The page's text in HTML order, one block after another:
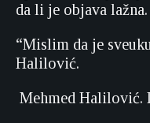
da li je objava lažna.
“Mislim da je
Halilović.
Mehmed Halilović.